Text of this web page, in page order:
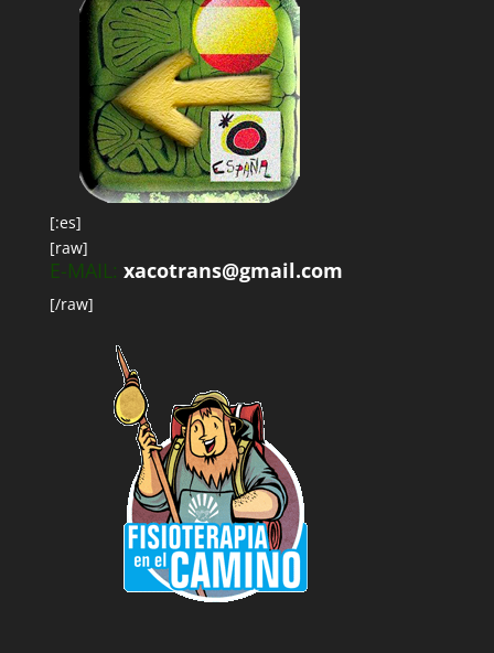
[:es]
[raw]
E-MAIL: xacotrans@gmail.com
[/raw]